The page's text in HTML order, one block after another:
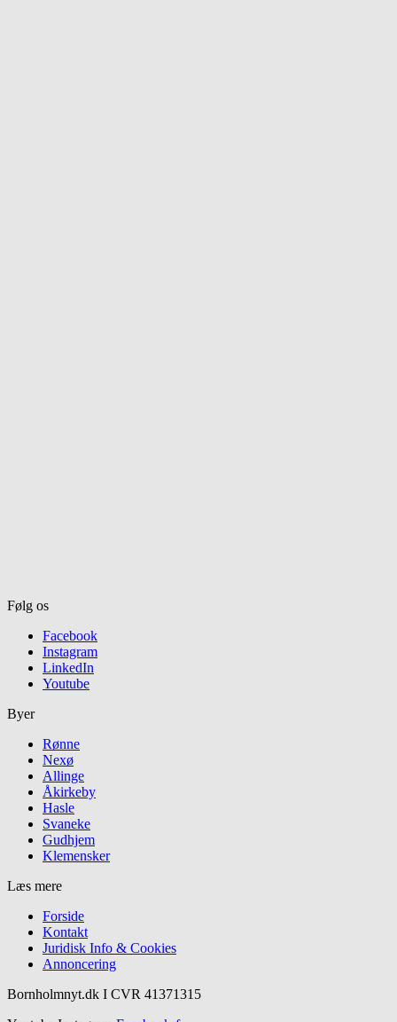
Følg os
Facebook
Instagram
LinkedIn
Youtube
Byer
Rønne
Nexø
Allinge
Åkirkeby
Hasle
Svaneke
Gudhjem
Klemensker
Læs mere
Forside
Kontakt
Juridisk Info & Cookies​
Annoncering
Bornholmnyt.dk I CVR 41371315